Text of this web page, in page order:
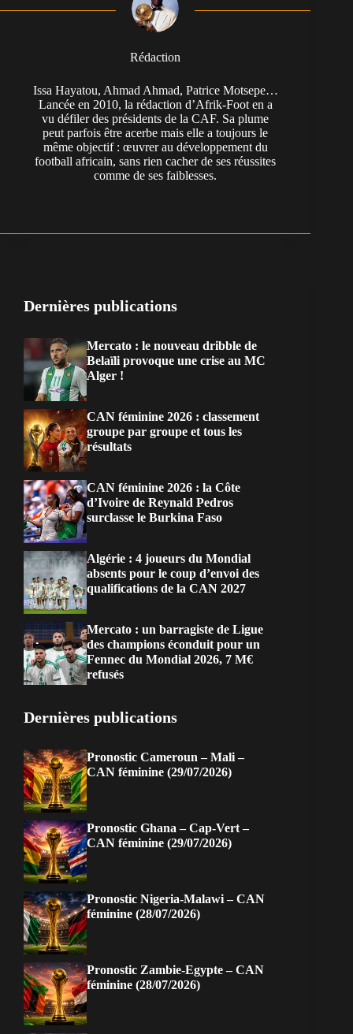
Rédaction
Issa Hayatou, Ahmad Ahmad, Patrice Motsepe…
Lancée en 2010, la rédaction d’Afrik-Foot en a
vu défiler des présidents de la CAF. Sa plume
peut parfois être acerbe mais elle a toujours le
même objectif : œuvrer au développement du
football africain, sans rien cacher de ses réussites
comme de ses faiblesses.
Dernières publications
Mercato : le nouveau dribble de
Belaïli provoque une crise au MC
Alger !
CAN féminine 2026 : classement
groupe par groupe et tous les
résultats
CAN féminine 2026 : la Côte
d’Ivoire de Reynald Pedros
surclasse le Burkina Faso
Algérie : 4 joueurs du Mondial
absents pour le coup d’envoi des
qualifications de la CAN 2027
Mercato : un barragiste de Ligue
des champions éconduit pour un
Fennec du Mondial 2026, 7 M€
refusés
Dernières publications
Pronostic Cameroun – Mali –
CAN féminine (29/07/2026)
Pronostic Ghana – Cap-Vert –
CAN féminine (29/07/2026)
Pronostic Nigeria-Malawi – CAN
féminine (28/07/2026)
Pronostic Zambie-Egypte – CAN
féminine (28/07/2026)